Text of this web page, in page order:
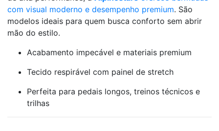
com visual moderno e desempenho premium. São
modelos ideais para quem busca conforto sem abrir
mão do estilo.
Acabamento impecável e materiais premium
Tecido respirável com painel de stretch
Perfeita para pedais longos, treinos técnicos e
trilhas